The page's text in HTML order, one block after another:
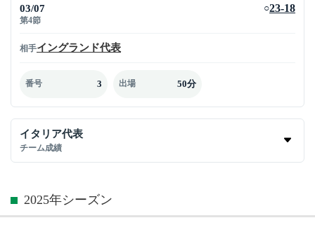
03/07
第4節
○23-18
相手イングランド代表
番号 3 出場 50分
イタリア代表
チーム成績
2025年シーズン